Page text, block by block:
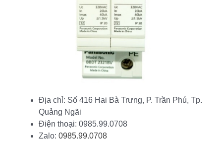
Địa chỉ: Số 416 Hai Bà Trưng, P. Trần Phú, Tp.
Quảng Ngãi
Điện thoại: 0985.99.0708
Zalo: 0985.99.0708